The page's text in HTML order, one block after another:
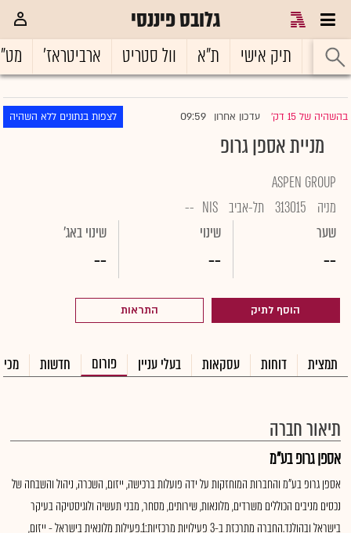
גלובס פיננסי
ראשי תיק אישי ת"א וול סטריט ארביטראז'
בהשהיה של 15 דק' |עדכון אחרון 09:59 לצפות בנתונים ללא השהיה
מניית אספן גרופ
ASPEN GROUP
מניה
313015 תל-אביב NIS
--
שער
--
שינוי
--
שינוי באג'
--
הוסף לתיק התראות
תמצית דוחות עסקאות בעלי עניין פורום חדשות
תיאור חברה
אספן גרופ בע"מ
אספן גרופ בע"מ והחברות המוחזקות על ידה פועלות ברכישה, ייזום, השכרה, ניהול והשבחה של
נכסים מניבים הכוללים משרדים, מלונאות, שירותים, מסחר, מבני תעשיה ולוגיסטיקה בעיקר
בישראל ובהולנד.החברה מתרכזת ב-3 פעילויות מרכזיות:1.פעילות מלונאית בישראל - ייזום,